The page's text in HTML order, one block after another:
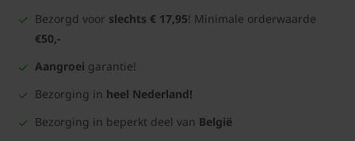
Bezorgd voor slechts € 17,95! Minimale orderwaarde
€50,-
Aangroei garantie!
Bezorging in heel Nederland!
Bezorging in beperkt deel van België